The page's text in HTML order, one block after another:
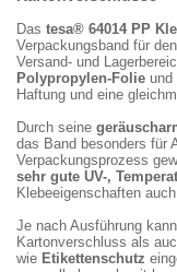
Das tesa® 64014 PP
Verpackungsband für
Versand- und
Polypropylen-Folie und
Haftung und eine
Durch seine
das Band besonders für
Verpackungsprozess
sehr gute UV-,
Klebeeigenschaften
Je nach Ausführung
Kartonverschluss als
wie Etikettenschutz